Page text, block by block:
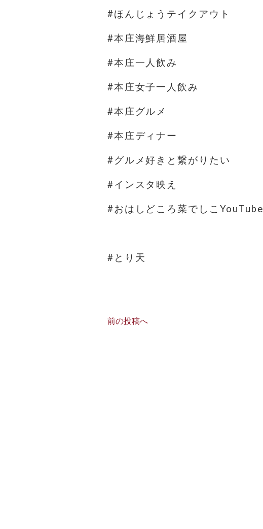
#ほんじょうテイクアウト
#本庄海鮮居酒屋
#本庄一人飲み
#本庄女子一人飲み
#本庄グルメ
#本庄ディナー
#グルメ好きと繋がりたい
#インスタ映え
#おはしどころ菜でしこYouTube
#とり天
前の投稿へ